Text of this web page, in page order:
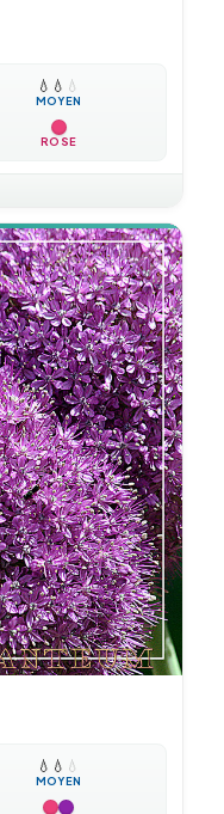
💧 💧 💧
MOYEN
ROSE
💧 💧 💧
MOYEN